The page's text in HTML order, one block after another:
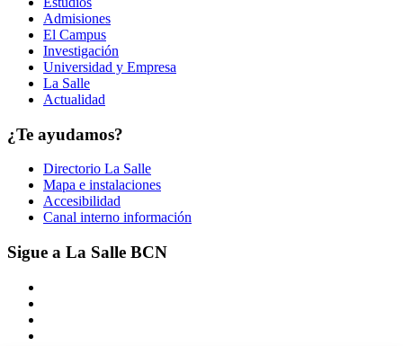
Admisiones
El Campus
Investigación
Universidad y Empresa
La Salle
Actualidad
¿Te ayudamos?
Directorio La Salle
Mapa e instalaciones
Accesibilidad
Canal interno información
Sigue a La Salle BCN